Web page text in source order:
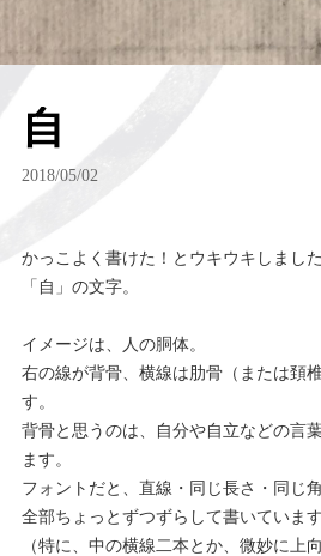
自
2018/05/02
かっこよく書けた！とウキウキしました
「自」の文字。
イメージは、人の胴体。
右の線が背骨、横線は肋骨（または頚
す。
背骨と思うのは、自分や自立などの言
ます。
フォントだと、直線・同じ長さ・同じ
全部ちょっとずつずらして書いています
（特に、中の横線二本とか、微妙に上